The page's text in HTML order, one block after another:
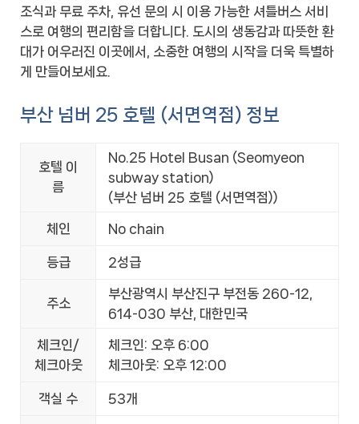
조식과 무료 주차, 유선 문의 시 이용 가능한 셔틀버스 서비
스로 여행의 편리함을 더합니다. 도시의 생동감과 따뜻한 환
대가 어우러진 이곳에서, 소중한 여행의 시작을 더욱 특별하
게 만들어보세요.
부산 넘버 25 호텔 (서면역점) 정보
호텔 이
름
No.25 Hotel Busan (Seomyeon
subway station)
(부산 넘버 25 호텔 (서면역점))
체인 No chain
등급 2성급
주소
부산광역시 부산진구 부전동 260-12,
614-030 부산, 대한민국
체크인/
체크아웃
체크인: 오후 6:00
체크아웃: 오후 12:00
객실 수 53개